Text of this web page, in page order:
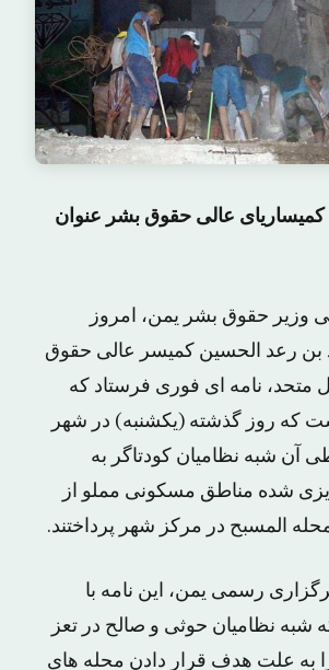
کمیساریای عالی حقوق بشر عنوان
وزیر حقوق بشر یمن، امروز
بن رعد الحسین کمیسر عالی حقوق
متحد، نامه ای فوری فرستاد که
که روز گذشته (یکشنبه) در شهر
آن شبه نظامیان کودتاگر به
ریزی شده مناطق مسکونی مملو از
المسبح در مرکز شهر پرداختند.
رسمی یمن، این نامه با
شبه نظامیان حوثی و صالح در تعز
را به علت هدف قرار دادن محله های